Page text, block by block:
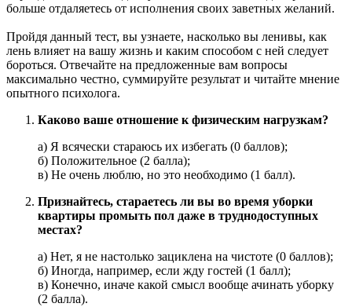
больше отдаляетесь от исполнения своих заветных желаний.
Пройдя данный тест, вы узнаете, насколько вы ленивы, как
лень влияет на вашу жизнь и каким способом с ней следует
бороться. Отвечайте на предложенные вам вопросы
максимально честно, суммируйте результат и читайте мнение
опытного психолога.
Каково ваше отношение к физическим нагрузкам?
а) Я всячески стараюсь их избегать (0 баллов);
б) Положительное (2 балла);
в) Не очень люблю, но это необходимо (1 балл).
Признайтесь, стараетесь ли вы во время уборки
квартиры промыть пол даже в труднодоступных
местах?
а) Нет, я не настолько зациклена на чистоте (0 баллов);
б) Иногда, например, если жду гостей (1 балл);
в) Конечно, иначе какой смысл вообще ачинать уборку
(2 балла).